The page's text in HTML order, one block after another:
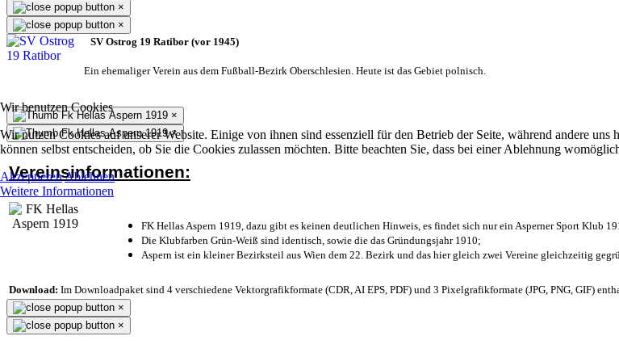
Wir benutzen Cookies
Wir nutzen Cookies auf unserer Website. Einige von ihnen sind essenziell für den Betrieb der Seite, während andere
können selbst entscheiden, ob Sie die Cookies zulassen möchten. Bitte beachten Sie, dass bei einer Ablehnung
AkzeptierenAblehnen
Weitere Informationen
×
×
SV Ostrog 19 Ratibor (vor 1945)
Ein ehemaliger Verein aus dem Fußball-Bezirk Oberschlesien. Heute ist das Gebiet polnisch.
×
×
Vereinsinformationen:
FK Hellas Aspern 1919, dazu gibt es keinen deutlichen Hinweis, es findet sich nur ein Asperner Sport Klub
Die Klubfarben Grün-Weiß sind identisch, sowie die das Gründungsjahr 1910;
Aspern ist ein kleiner Bezirksteil aus Wien dem 22. Bezirk und das hier gleich zwei Vereine gleichzeitig
Download: Im Downloadpaket sind 4 verschiedene Vektorgrafikformate (CDR, AI EPS, PDF) und 3 Pixelgrafikformate (JPG, PNG, GIF)
×
×